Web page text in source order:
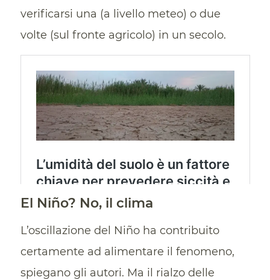
verificarsi una (a livello meteo) o due
volte (sul fronte agricolo) in un secolo.
El Niño? No, il clima
L’oscillazione del Niño ha contribuito
certamente ad alimentare il fenomeno,
spiegano gli autori. Ma il rialzo delle